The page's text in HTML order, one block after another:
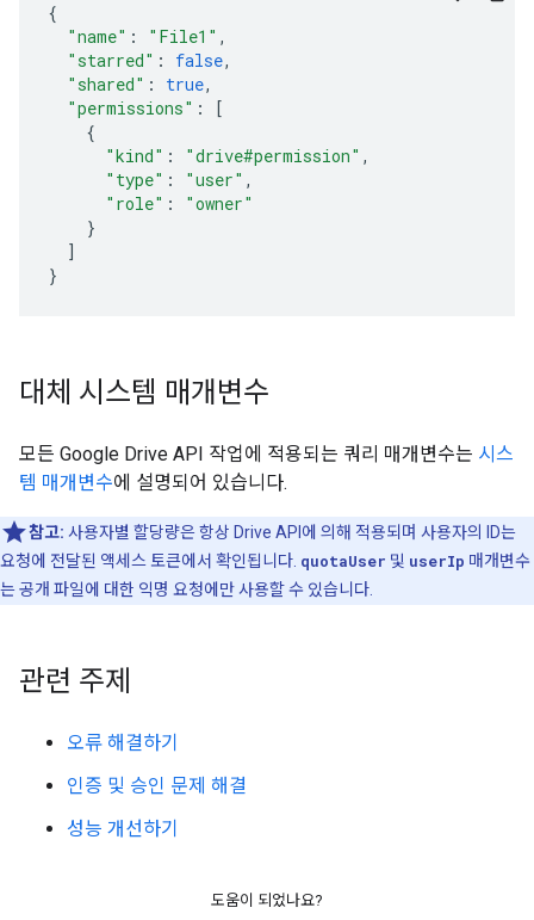
{
"name" : "File1" ,
"starred" : false,
"shared" : true,
"permissions" :
[
{
"kind" : "drive#permission" ,
"type" : "user" ,
"role" :
"owner"
}
]
}
대체 시스템 매개변수
모든 Google Drive API 작업에 적용되는 쿼리 매개변수는 시스
템 매개변수에 설명되어 있습니다.
참고: 사용자별 할당량은 항상 Drive API에 의해 적용되며 사용자의 ID는
요청에 전달된 액세스 토큰에서 확인됩니다. quotaUser 및 userIp 매개변수
는 공개 파일에 대한 익명 요청에만 사용할 수 있습니다.
관련 주제
오류 해결하기
인증 및 승인 문제 해결
성능 개선하기
도움이 되었나요?